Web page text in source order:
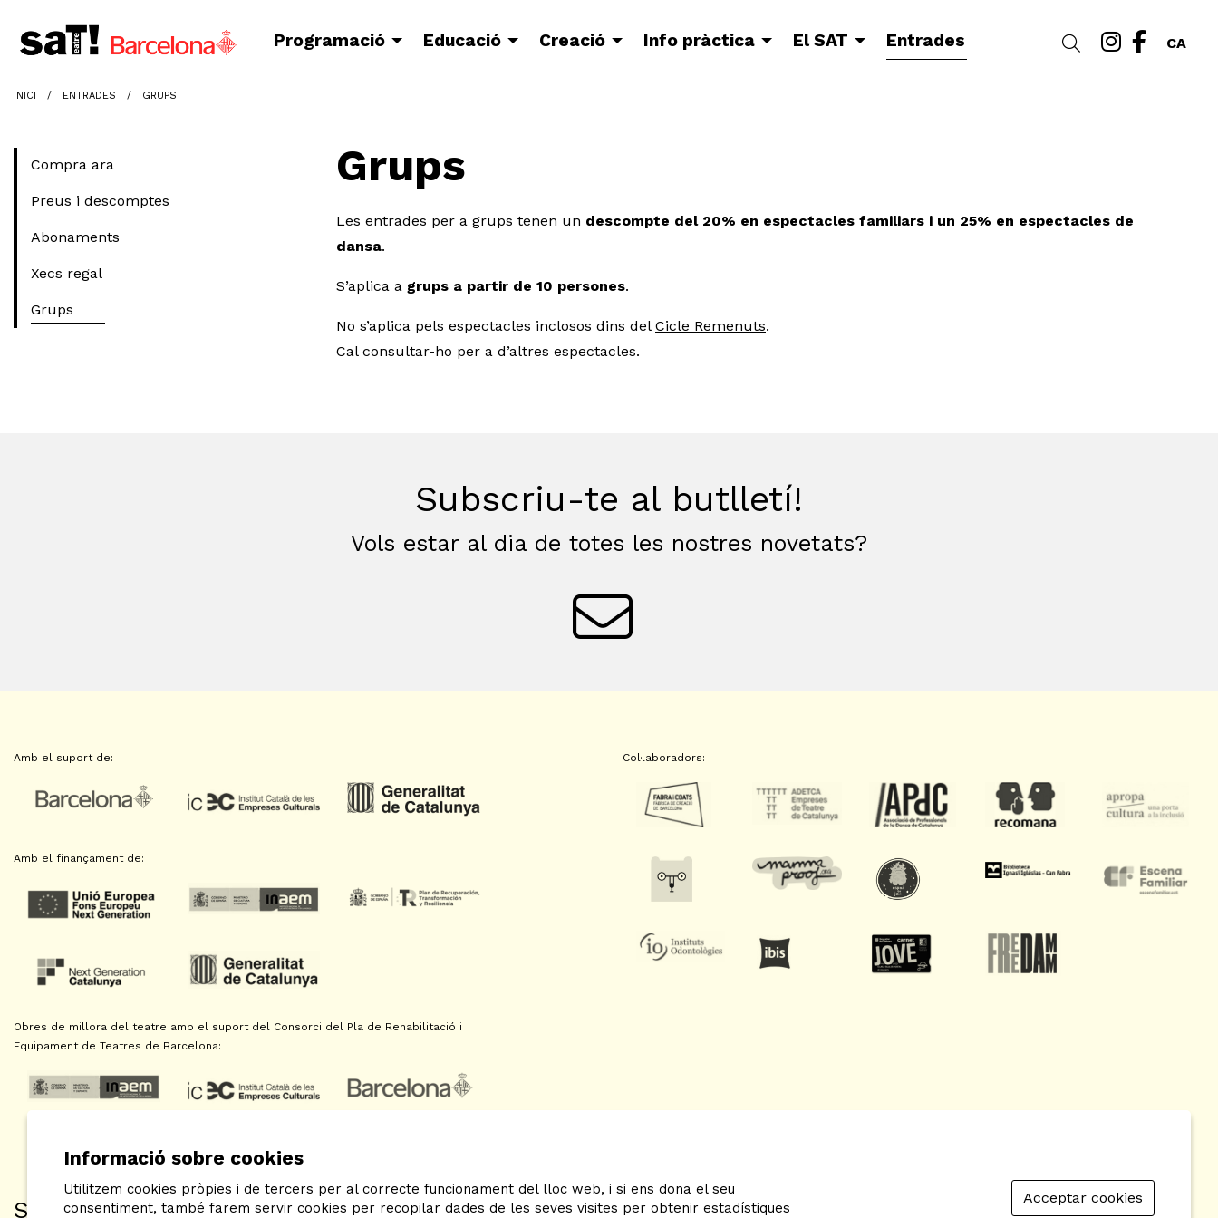
CA
Link a
Link
Cercar
Programació Educació Creació Info pràctica El SAT Entrades
INICI ENTRADES GRUPS
Grups
Les entrades per a grups tenen un descompte del 20% en espectacles familiars i un 25% en espectacles de
dansa.
S’aplica a grups a partir de 10 persones.
No s’aplica pels espectacles inclosos dins del Cicle Remenuts.
Cal consultar-ho per a d’altres espectacles.
Compra ara
Preus i descomptes
Abonaments
Xecs regal
Grups
Subscriu-te al butlletí!
Vols estar al dia de totes les nostres novetats?
Amb el suport de:
Amb el finançament de:
Obres de millora del teatre amb el suport del Consorci del Pla de Rehabilitació i
Equipament de Teatres de Barcelona:
Col·laboradors:
SAT! Sant Andreu Teatre Sitemap | Avís Legal | Política de privacitat
Informació sobre cookies
Utilitzem cookies pròpies i de tercers per al correcte funcionament del lloc web, i si ens dona el seu
consentiment, també farem servir cookies per recopilar dades de les seves visites per obtenir estadístiques
Acceptar cookies